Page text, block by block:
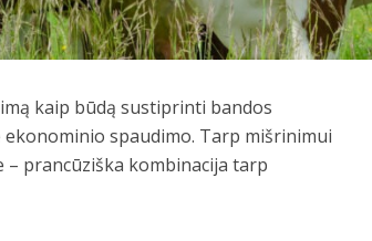
kaip būdą sustiprinti bandos
spaudimo. Tarp mišrinimui
prancūziška kombinacija tarp